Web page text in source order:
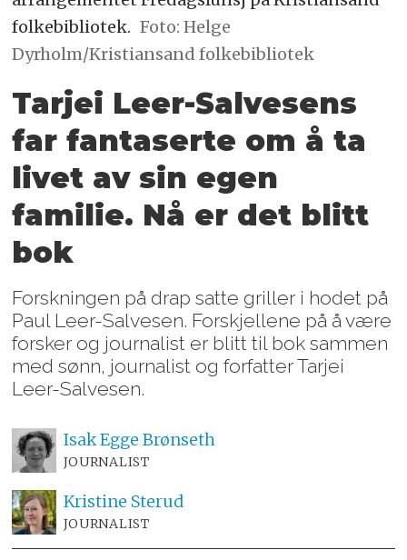
folkebibliotek. Foto: Helge
Dyrholm/Kristiansand folkebibliotek
Tarjei Leer-Salvesens
far fantaserte om å ta
livet av sin egen
familie. Nå er det blitt
bok
Forskningen på drap satte griller i hodet på
Paul Leer-Salvesen. Forskjellene på å være
forsker og journalist er blitt til bok sammen
med sønn, journalist og forfatter Tarjei
Leer-Salvesen.
IsakEgge Brønseth
JOURNALIST
Kristine Sterud
JOURNALIST